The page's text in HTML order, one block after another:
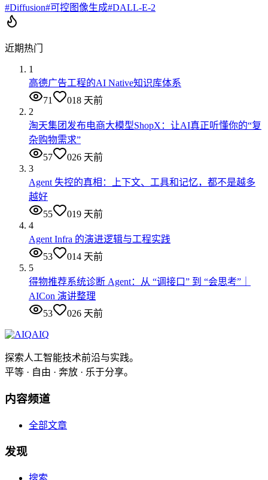
#Diffusion#可控图像生成#DALL-E-2
近期热门
1
高德广告工程的AI Native知识库体系
71
018 天前
2
淘天集团发布电商大模型ShopX：让AI真正听懂你的“复
杂购物需求”
57
026 天前
3
Agent 失控的真相：上下文、工具和记忆，都不是越多
越好
55
019 天前
4
Agent Infra 的演进逻辑与工程实践
53
014 天前
5
得物推荐系统诊断 Agent：从 “调接口” 到 “会思考”｜
AICon 演讲整理
53
026 天前
AIQ
探索人工智能技术前沿与实践。
平等 · 自由 · 奔放 · 乐于分享。
内容频道
全部文章
发现
搜索